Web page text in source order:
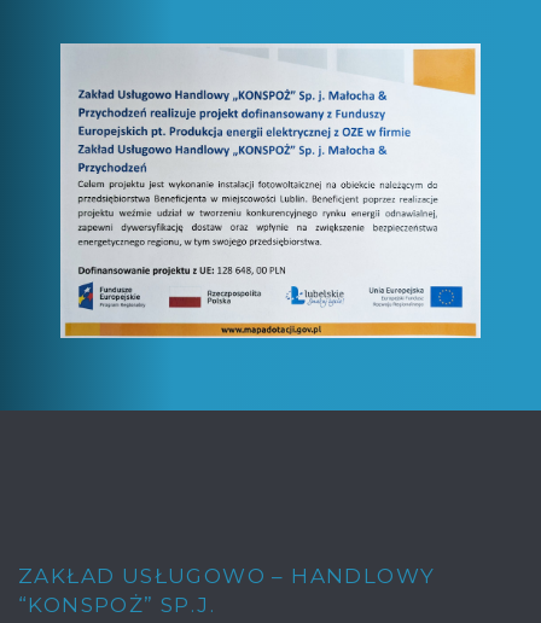
ZAKŁAD USŁUGOWO – HANDLOWY
“KONSPOŻ” SP.J.